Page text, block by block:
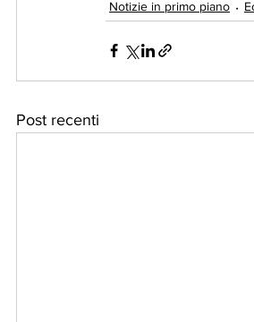
Notizie in primo piano
Post recenti